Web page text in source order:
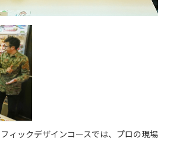
ィックデザインコースでは、プロの現場